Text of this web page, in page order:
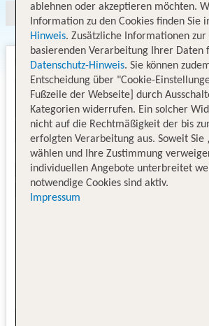
ablehnen oder akzeptieren möchten.
Information zu den Cookies finden Sie
Hinweis. Zusätzliche Informationen zur
basierenden Verarbeitung Ihrer Daten
Datenschutz-Hinweis. Sie können
Entscheidung über "Cookie-
Fußzeile der Webseite] durch
Kategorien widerrufen. Ein solcher
nicht auf die Rechtmäßigkeit der bis
erfolgten Verarbeitung aus. Soweit Sie
wählen und Ihre Zustimmung
individuellen Angebote unterbreitet
notwendige Cookies sind aktiv.
Impressum